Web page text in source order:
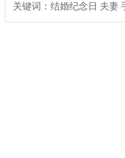
关键词：结婚纪念日 夫妻